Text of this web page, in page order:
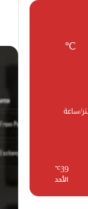
℃
39
℃
الأحد